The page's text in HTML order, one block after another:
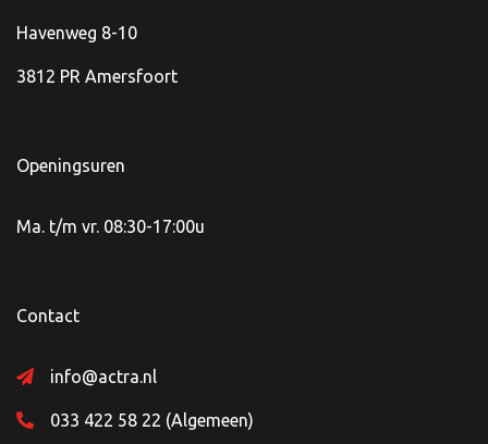
Havenweg 8-10
3812 PR Amersfoort
Openingsuren
Ma. t/m vr. 08:30-17:00u
Contact
info@actra.nl
033 422 58 22 (Algemeen)